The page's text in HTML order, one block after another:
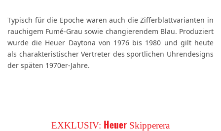
Typisch für die Epoche waren auch die Zifferblattvarianten in
rauchigem Fumé-Grau sowie changierendem Blau. Produziert
wurde die Heuer Daytona von 1976 bis 1980 und gilt heute
als charakteristischer Vertreter des sportlichen Uhrendesigns
der späten 1970er-Jahre.
EXKLUSIV: Heuer Skipperera